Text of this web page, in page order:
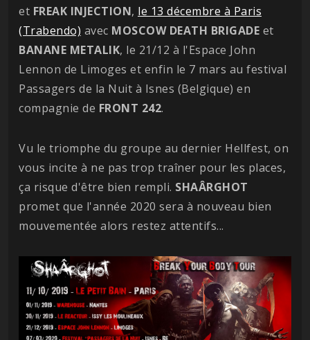
et FREAK INJECTION, le 13 décembre à Paris
(Trabendo) avec MOSCOW DEATH BRIGADE et
BANANE METALIK, le 21/12 à l'Espace John
Lennon de Limoges et enfin le 7 mars au festival
Passagers de la Nuit à Isnes (Belgique) en
compagnie de FRONT 242.
Vu le triomphe du groupe au dernier Hellfest, on
vous incite à ne pas trop traîner pour les places,
ça risque d'être bien rempli. SHAÂRGHOT
promet que l'année 2020 sera à nouveau bien
mouvementée alors restez attentifs...